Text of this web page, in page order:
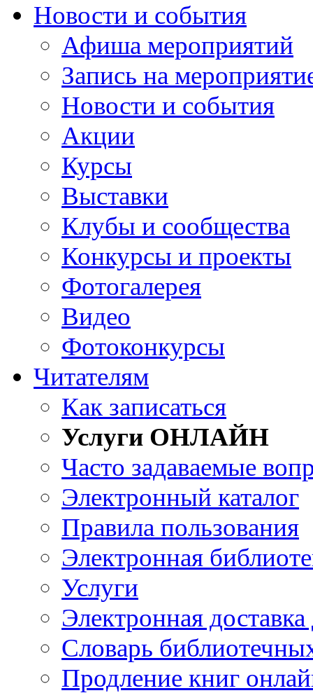
Новости и события
Афиша мероприятий
Запись на
Новости и события
Акции
Курсы
Выставки
Клубы и сообщества
Конкурсы и проекты
Фотогалерея
Видео
Фотоконкурсы
Читателям
Как записаться
Услуги ОНЛАЙН
Часто задаваемые
Электронный каталог
Правила пользования
Электронная
Услуги
Электронная
Словарь
Продление книг